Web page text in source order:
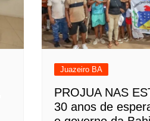
Juazeiro BA
PROJUA NAS
30 anos de